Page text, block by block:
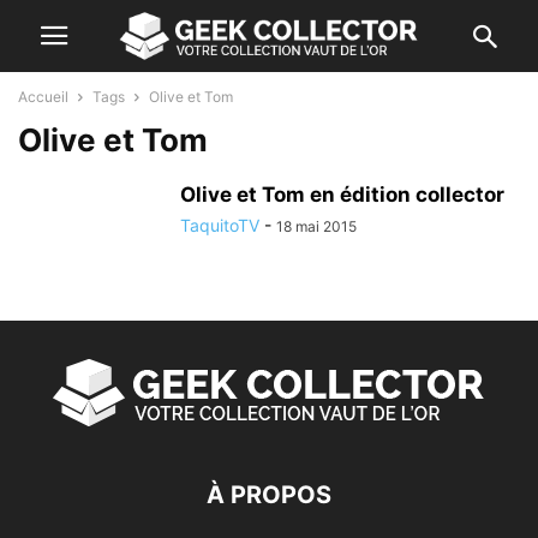
Accueil Tags Olive et Tom
Olive et Tom
Olive et Tom en édition collector
TaquitoTV - 18 mai 2015
À PROPOS